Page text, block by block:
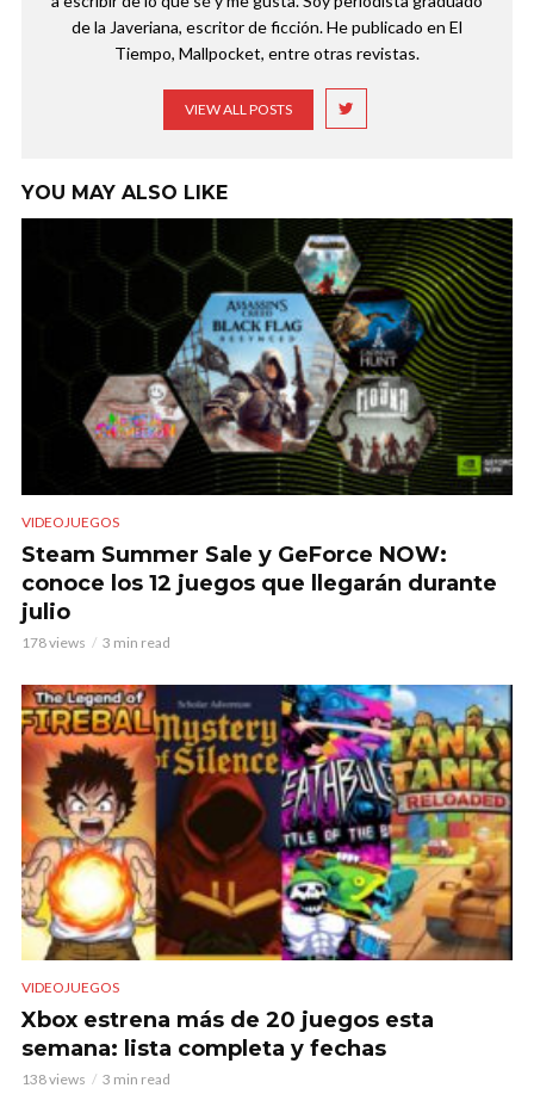
de la Javeriana, escritor de ficción. He publicado en El
Tiempo, Mallpocket, entre otras revistas.
VIEW ALL POSTS
YOU MAY ALSO LIKE
VIDEOJUEGOS
Steam Summer Sale y GeForce NOW:
conoce los 12 juegos que llegarán durante
julio
178 views 3 min read
VIDEOJUEGOS
Xbox estrena más de 20 juegos esta
semana: lista completa y fechas
138 views 3 min read